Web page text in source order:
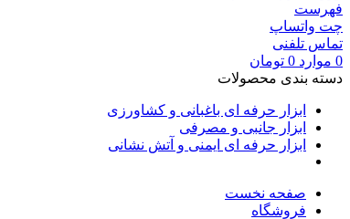
فهرست
چت واتساپ
تماس تلفنی
0 موارد 0 تومان
دسته بندی محصولات
ابزار حرفه ای باغبانی و کشاورزی
ابزار جانبی و مصرفی
ابزار حرفه ای ایمنی و آتش نشانی
صفحه نخست
فروشگاه